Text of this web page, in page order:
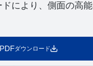
により、側面の高
ダウンロード